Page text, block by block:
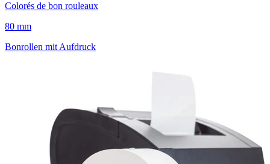
Colorés de bon rouleaux
80 mm
Bonrollen mit Aufdruck